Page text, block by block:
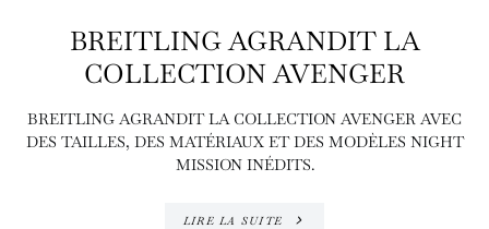
BREITLING AGRANDIT LA
COLLECTION AVENGER
BREITLING AGRANDIT LA COLLECTION AVENGER AVEC
DES TAILLES, DES MATÉRIAUX ET DES MODÈLES NIGHT
MISSION INÉDITS.
LIRE LA SUITE